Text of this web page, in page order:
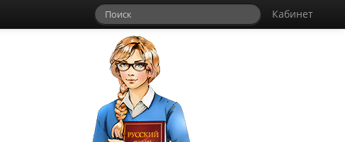
Кабинет